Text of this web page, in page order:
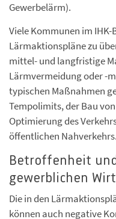
Gewerbelärm).
Viele Kommunen im
Lärmaktionspläne zu
mittel- und langfristige
Lärmvermeidung oder -
typischen Maßnahmen
Tempolimits, der Bau
Optimierung des
öffentlichen Nahverkehrs.
Betroffenheit
gewerblichen
Die in den
können auch negative